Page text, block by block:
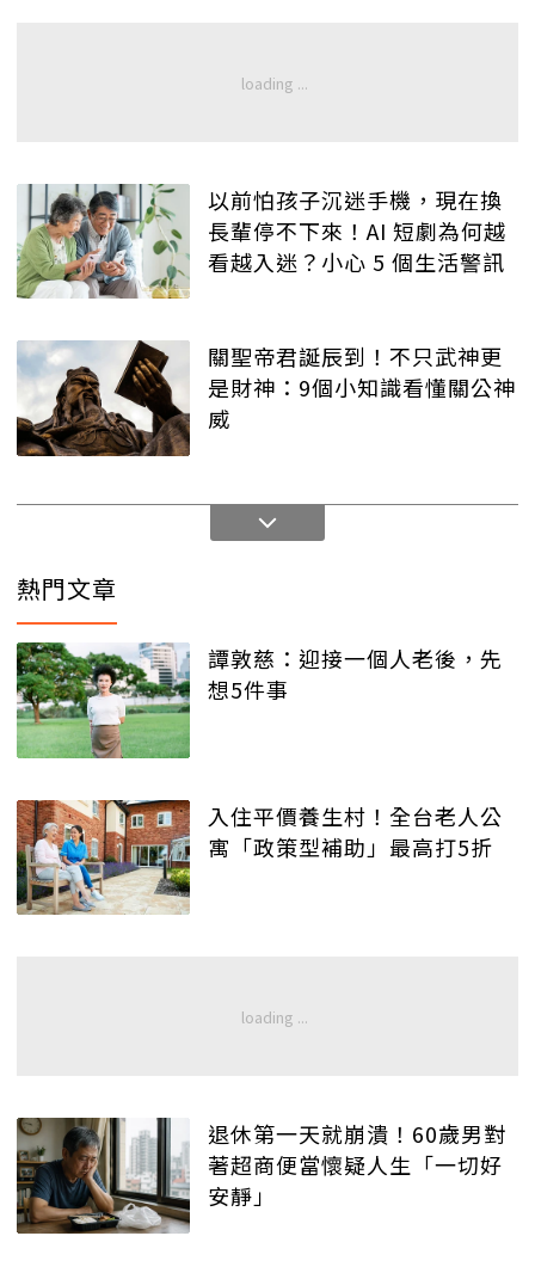
以前怕孩子沉迷手機，現在換
長輩停不下來！AI 短劇為何越
看越入迷？小心 5 個生活警訊
關聖帝君誕辰到！不只武神更
是財神：9個小知識看懂關公神
威
熱門文章
譚敦慈：迎接一個人老後，先
想5件事
入住平價養生村！全台老人公
寓「政策型補助」最高打5折
退休第一天就崩潰！60歲男對
著超商便當懷疑人生「一切好
安靜」